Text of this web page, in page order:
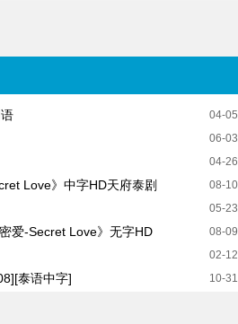
04-05
06-03
04-26
08-10
Love》中字HD天府泰剧
05-23
08-09
爱-Secret Love》无字HD
02-12
10-31
泰语中字]